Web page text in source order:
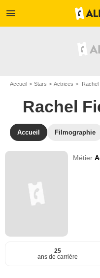
menu
Accueil Stars Actrices Rachel
Rachel
Accueil Filmographie
Métier
25
ans de carrière